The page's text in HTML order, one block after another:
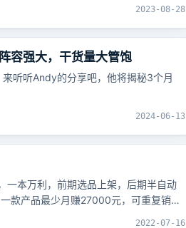
2023-08-28
容强大，干货量大管饱
听听Andy的分享吧，他将揭秘3个月
2024-06-13
一本万利，前期选品上架，后期半自动
款产品最少月赚27000元，可重复销售
2022-07-16